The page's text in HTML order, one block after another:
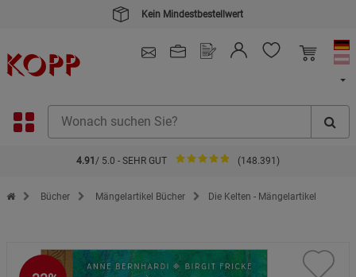
Kein Mindestbestellwert
4.91 / 5.0 - SEHR GUT (148.391)
Zur Startseite des Kopp Verlag Online-Shop
Bücher Mängelartikel Bücher Die Kelten - Mängelartikel